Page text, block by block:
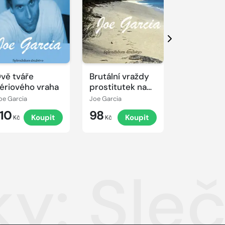
tváře
vraha
Garcia
Kč Koupit
Brutální vraždy
prostitutek na
ostrově Long
Joe Garcia
98 Kč Koupit
Další